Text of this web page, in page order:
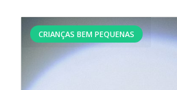
CRIANÇAS BEM PEQUENAS